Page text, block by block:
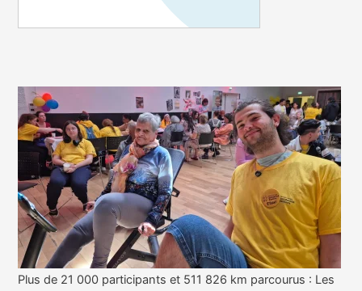
Plus de 21 000 participants et 511 826 km parcourus : Les